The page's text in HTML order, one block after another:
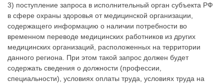
3) поступление запроса в исполнительный орган субъекта РФ
в сфере охраны здоровья от медицинской организации,
содержащего информацию о наличии потребности во
временном переводе медицинских работников из других
медицинских организаций, расположенных на территории
данного региона. При этом такой запрос должен будет
содержать сведения о должности (профессии,
специальности), условиях оплаты труда, условиях труда на